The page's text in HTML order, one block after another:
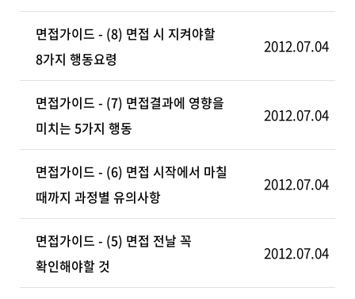
면접가이드 - (8) 면접 시 지켜야할
8가지 행동요령
2012.07.04
면접가이드 - (7) 면접결과에 영향을
미치는 5가지 행동
2012.07.04
면접가이드 - (6) 면접 시작에서 마칠
때까지 과정별 유의사항
2012.07.04
면접가이드 - (5) 면접 전날 꼭
확인해야할 것
2012.07.04